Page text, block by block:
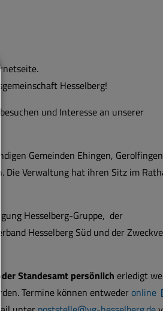
Hesselberg!
und Interesse an unserer
Gemeinden Ehingen,
Die Verwaltung hat ihren Sitz im
Hesselberg-Gruppe, der
Hesselberg Süd und der
Standesamt persönlich erledigt
Termine können entwederonline